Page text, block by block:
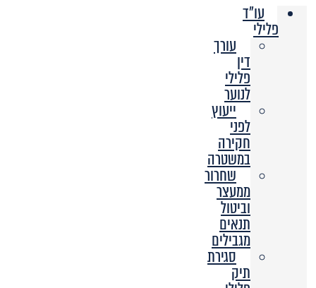
עו"ד
פלילי
עורך
דין
פלילי
לנוער
ייעוץ
לפני
חקירה
במשטרה
שחרור
ממעצר
וביטול
תנאים
מגבילים
סגירת
תיק